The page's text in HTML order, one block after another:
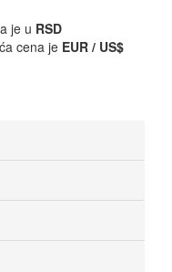
je u RSD
cena je EUR / US$